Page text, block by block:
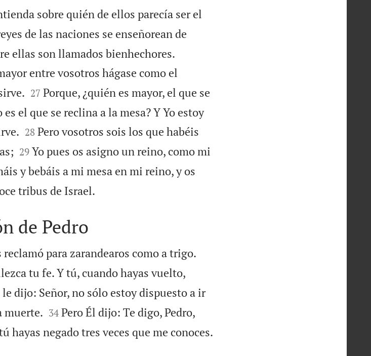
sobre quién de ellos parecía ser el
de las naciones se enseñorean de
ellas son llamados bienhechores.
entre vosotros hágase como el

27 Porque, ¿quién es mayor, el que se
el que se reclina a la mesa? Y Yo estoy

28 Pero vosotros sois los que habéis

29 Yo pues os asigno un reino, como mi
y bebáis a mi mesa en mi reino, y os
tribus de Israel.
de Pedro
para zarandearos como a trigo.
tu fe. Y tú, cuando hayas vuelto,
le dijo: Señor, no sólo estoy dispuesto a ir
muerte.
34 Pero Él dijo: Te digo, Pedro,
hayas negado tres veces que me conoces.